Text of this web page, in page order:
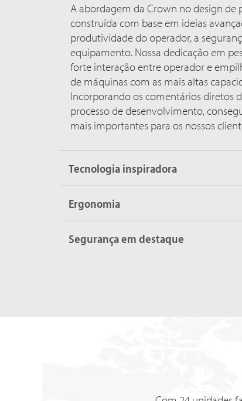
A abordagem da Crown no design de
construída com base em ideias
produtividade do operador, a
equipamento. Nossa dedicação em
forte interação entre operador e
de máquinas com as mais altas
Incorporando os comentários diretos
processo de desenvolvimento,
mais importantes para os nossos
Tecnologia inspiradora
Ergonomia
Segurança em destaque